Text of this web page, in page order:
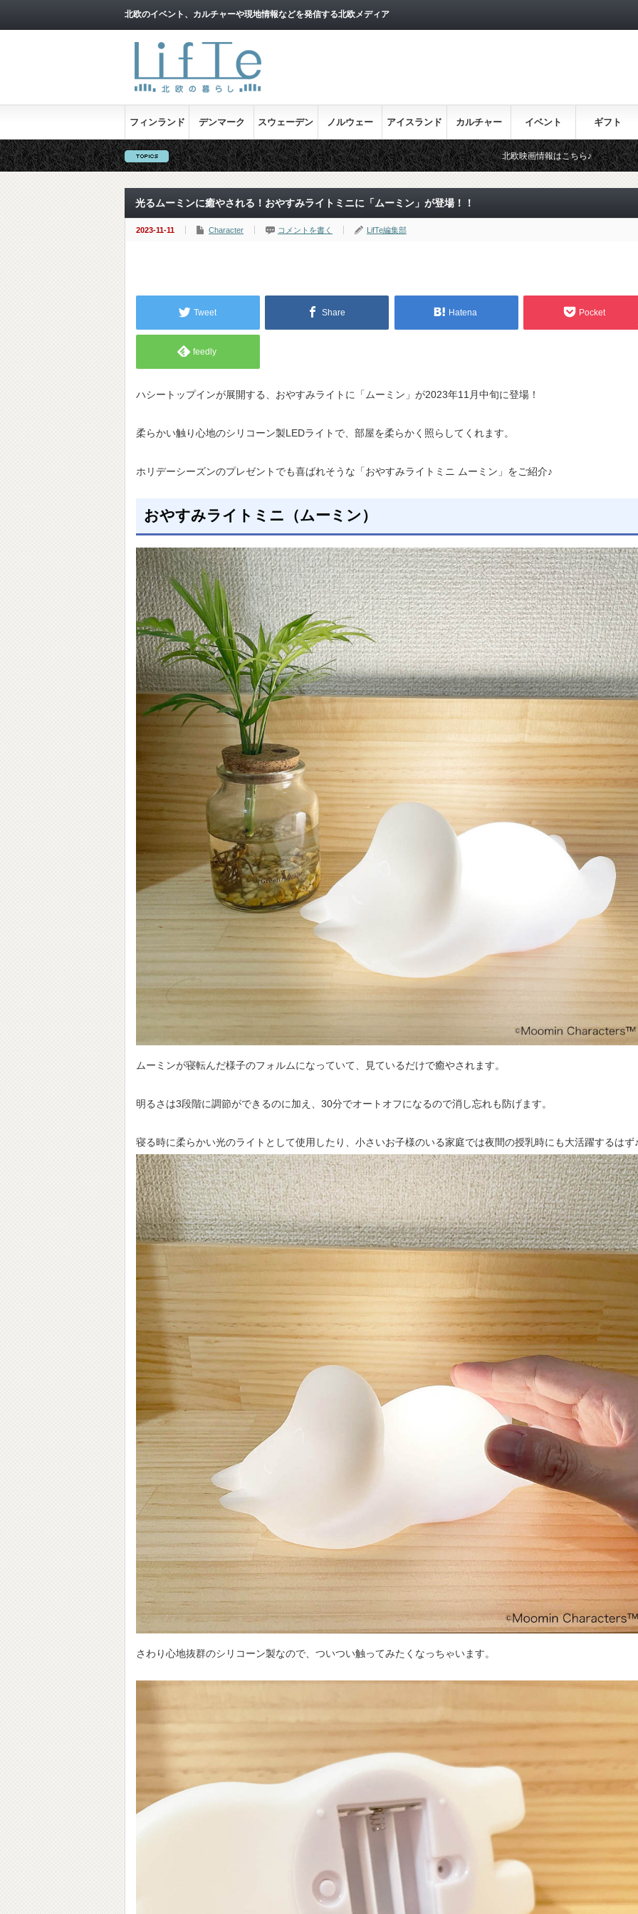
北欧のイベント、カルチャーや現地情報などを発信する北欧メディア
フィンランド デンマーク スウェーデン ノルウェー アイスランド カルチャー イベント ギフト
北欧映画情報はこちら♪ 目を通しておきた
光るムーミンに癒やされる！おやすみライトミニに「ムーミン」が登場！！
2023-11-11 Character コメントを書く LifTe編集部
Tweet Share Hatena Pocket
feedly
ハシートップインが展開する、おやすみライトに「ムーミン」が2023年11月中旬に登場！
柔らかい触り心地のシリコーン製LEDライトで、部屋を柔らかく照らしてくれます。
ホリデーシーズンのプレゼントでも喜ばれそうな「おやすみライトミニ ムーミン」をご紹介♪
おやすみライトミニ（ムーミン）
ムーミンが寝転んだ様子のフォルムになっていて、見ているだけで癒やされます。
明るさは3段階に調節ができるのに加え、30分でオートオフになるので消し忘れも防げます。
寝る時に柔らかい光のライトとして使用したり、小さいお子様のいる家庭では夜間の授乳時にも大活躍するはず
さわり心地抜群のシリコーン製なので、ついつい触ってみたくなっちゃいます。